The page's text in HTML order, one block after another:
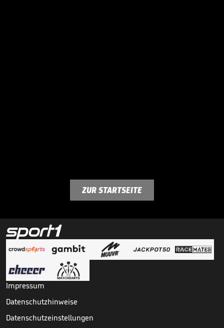
ZUR STARTSEITE
Impressum
Datenschutzhinweise
Datenschutzeinstellungen